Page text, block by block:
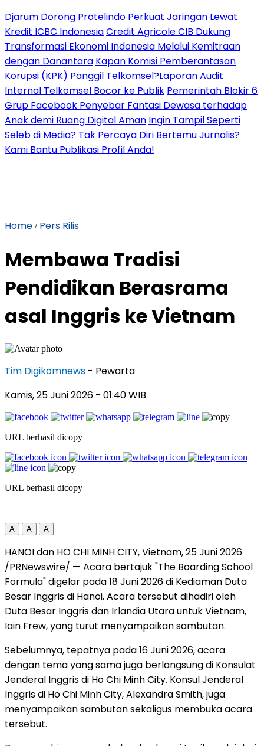
Djarum Dorong Protelindo Perkuat Jaringan Lewat
Kredit ICBC IndonesiaCredit Agricole CIB Dukung
Transformasi Ekonomi Indonesia Melalui Kemitraan
dengan Danantara Kapan Komisi Pemberantasan
Korupsi (KPK) Panggil Telkomsel?Laporan Audit
Internal Telkomsel Bocor ke Publik Pemerintah Blokir 6
Grup Facebook Penyebar Fantasi Dewasa terhadap
Anak demi Ruang Digital Aman Ingin Tampil Seperti
Seleb di Media? Tak Percaya Diri Bertemu Jurnalis?
Kami Bantu Publikasi Profil Anda!
Home / Pers Rilis
Membawa Tradisi
Pendidikan Berasrama
asal Inggris ke Vietnam
Tim Digikomnews - Pewarta
Kamis, 25 Juni 2026 - 01:40 WIB
URL berhasil dicopy
URL berhasil dicopy
A A A
HANOI dan HO CHI MINH CITY, Vietnam,25 Juni 2026
/PRNewswire/ — Acara bertajuk "The Boarding School
Formula" digelar pada 18 Juni 2026 di Kediaman Duta
Besar Inggris di Hanoi. Acara tersebut dihadiri oleh
Duta Besar Inggris dan Irlandia Utara untuk Vietnam,
Iain Frew, yang turut menyampaikan sambutan.
Sebelumnya, tepatnya pada 16 Juni 2026, acara
dengan tema yang sama juga berlangsung di Konsulat
Jenderal Inggris di Ho Chi Minh City. Konsul Jenderal
Inggris di Ho Chi Minh City, Alexandra Smith, juga
menyampaikan sambutan sekaligus membuka acara
tersebut.